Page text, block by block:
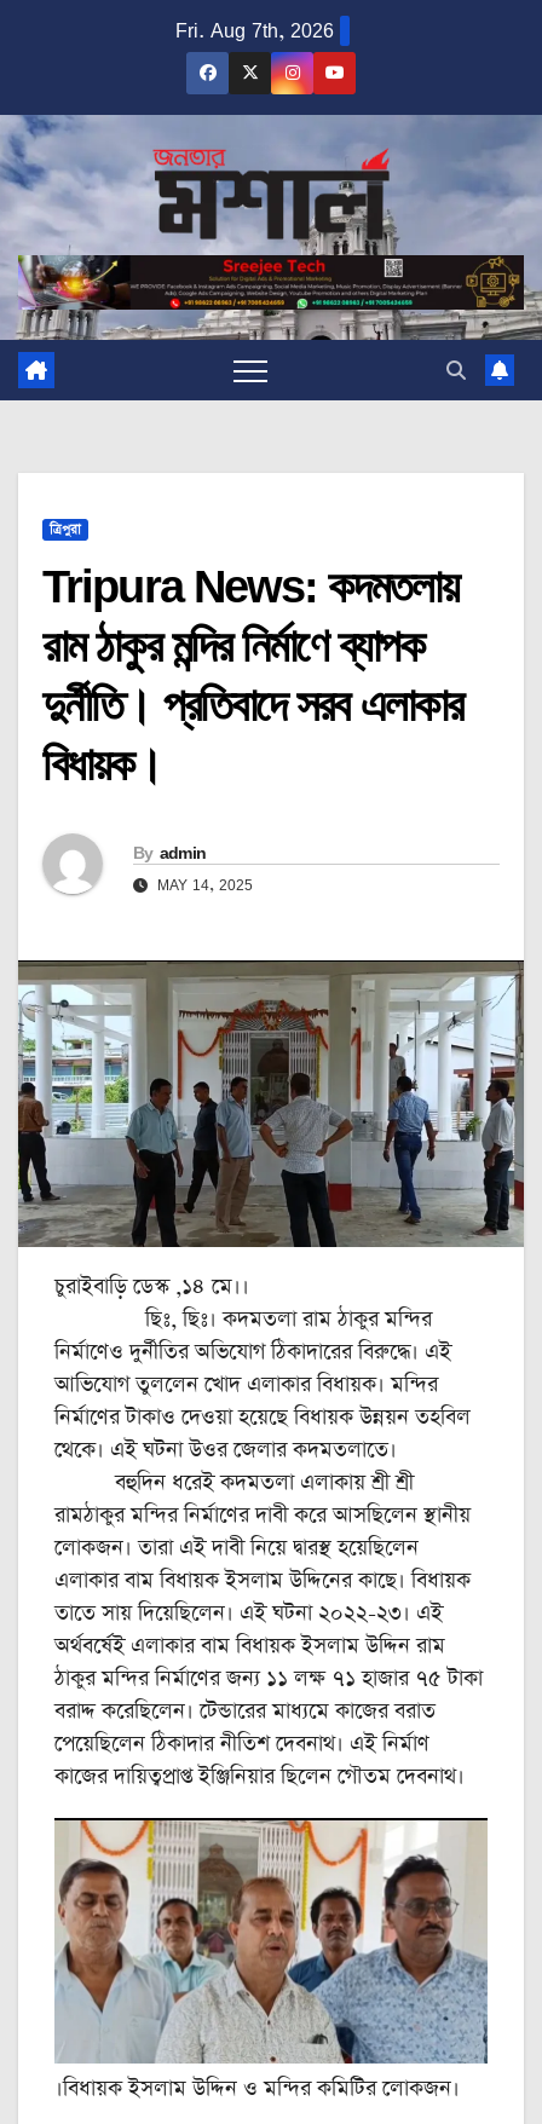
Fri. Aug 7th, 2026
ত্রিপুরা
Tripura News: কদমতলায়
রাম ঠাকুর মন্দির নির্মাণে ব্যাপক
দুর্নীতি। প্রতিবাদে সরব এলাকার
বিধায়ক।
By admin
MAY 14, 2025
চুরাইবাড়ি ডেস্ক ,১৪ মে।।
ছিঃ, ছিঃ। কদমতলা রাম ঠাকুর মন্দির
নির্মাণেও দুর্নীতির অভিযোগ ঠিকাদারের বিরুদ্ধে। এই
আভিযোগ তুললেন খোদ এলাকার বিধায়ক। মন্দির
নির্মাণের টাকাও দেওয়া হয়েছে বিধায়ক উন্নয়ন তহবিল
থেকে। এই ঘটনা উওর জেলার কদমতলাতে।
বহুদিন ধরেই কদমতলা এলাকায় শ্রী শ্রী
রামঠাকুর মন্দির নির্মাণের দাবী করে আসছিলেন স্থানীয়
লোকজন। তারা এই দাবী নিয়ে দ্বারস্থ হয়েছিলেন
এলাকার বাম বিধায়ক ইসলাম উদ্দিনের কাছে। বিধায়ক
তাতে সায় দিয়েছিলেন। এই ঘটনা ২০২২-২৩। এই
অর্থবর্ষেই এলাকার বাম বিধায়ক ইসলাম উদ্দিন রাম
ঠাকুর মন্দির নির্মাণের জন্য ১১ লক্ষ ৭১ হাজার ৭৫ টাকা
বরাদ্দ করেছিলেন। টেন্ডারের মাধ্যমে কাজের বরাত
পেয়েছিলেন ঠিকাদার নীতিশ দেবনাথ। এই নির্মাণ
কাজের দায়িত্বপ্রাপ্ত ইঞ্জিনিয়ার ছিলেন গৌতম দেবনাথ।
।বিধায়ক ইসলাম উদ্দিন ও মন্দির কমিটির লোকজন।